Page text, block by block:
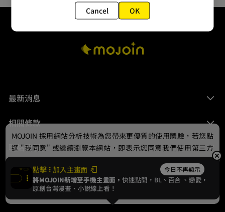
最新消息
相關條款
聯絡我們
© 2024 gamania Digital Entertainment Co., Ltd.
點擊 加入主畫面 今日不再顯示
將MOJOIN新增至手機主畫面，快速點開，BL、 百合 、戀愛，
原創台灣漫畫、小說線上看！
MOJOIN 採用網站分析技術為您帶來更優質的使用體驗，若您點
選 "我同意" 或繼續瀏覽本網站，即表示您同意我們使用第三方
Cookie，欲瞭解更多資訊請見隱私權政策。
我同意
Cancel OK